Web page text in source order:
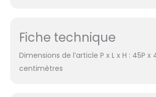
Fiche technique
Dimensions de l’article P x L x H : 45P x
centimètres